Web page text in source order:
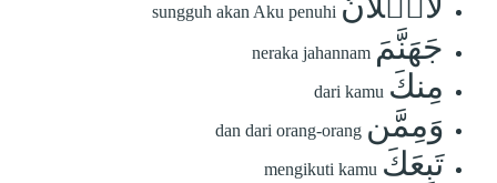
sungguh akan Aku penuhi
جَهَنَّمَ neraka jahannam
مِنكَ dari kamu
وَمِمَّن dan dari orang-orang
تَبِعَكَ mengikuti kamu